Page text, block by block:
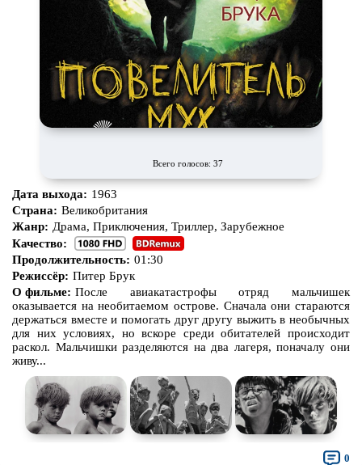
Всего голосов: 37
Дата выхода: 1963
Страна: Великобритания
Жанр: Драма, Приключения, Триллер, Зарубежное
Качество:
Продолжительность: 01:30
Режиссёр: Питер Брук
О фильме: После авиакатастрофы отряд мальчишек
оказывается на необитаемом острове. Сначала они стараются
держаться вместе и помогать друг другу выжить в необычных
для них условиях, но вскоре среди обитателей происходит
раскол. Мальчишки разделяются на два лагеря, поначалу они
живу...
0